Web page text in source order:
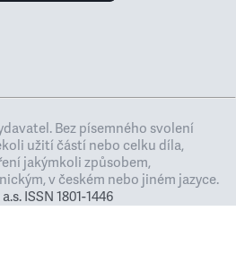
Bez písemného svolení
užití částí nebo celku díla,
jakýmkoli způsobem,
v českém nebo jiném jazyce.
ISSN 1801-1446